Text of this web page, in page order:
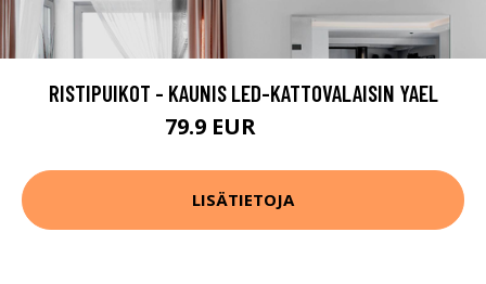
RISTIPUIKOT - KAUNIS LED-KATTOVALAISIN YAEL
79.9 EUR
LISÄTIETOJA